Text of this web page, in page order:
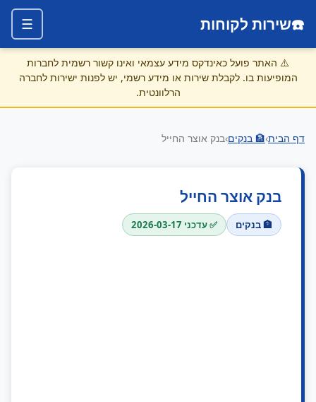
☎️שירות לקוחות ☰
⚠️ האתר פועל כאינדקס מידע עצמאי ואינו קשור רשמית לחברות
המופיעות בו. לקבלת שירות או מידע רשמי, יש לפנות ישירות לחברה
הרלוונטית.
דף הבית›🏦 בנקים›בנק אוצר החייל
בנק אוצר החייל
🏦 בנקים ✅ עדכני 2026-03-17